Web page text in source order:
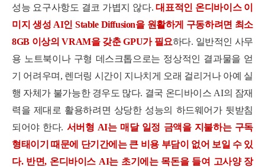
성능 요구사항도 결코 가볍지 않다.대표적인 온디바이스 이
미지 생성 AI인 Stable Diffusion을 원활하게 구동하려면 최소
8GB 이상의 VRAM을 갖춘 GPU가 필요하다. 일반적인 사무
용 노트북이나 구형 데스크톱으로는 정상적인 결과물을 얻
기 어려우며, 렌더링 시간이 지나치게 오래 걸리거나 아예 실
행 자체가 불가능한 경우도 많다. 결국 온디바이스 AI의 잠재
력을 제대로 활용하려면 상당한 성능의 하드웨어가 뒷받침
되어야 한다. 서버형 AI는 매달 일정 금액을 지불하는 구독
형태이기 때문에 단기간에는 큰 비용 부담이 없어 보일 수 있
다. 반면, 온디바이스 AI는 초기에는 목돈을 들여 고사양 장